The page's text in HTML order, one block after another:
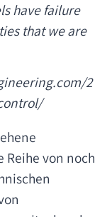
have failure
that we are
2
Reihe von noch